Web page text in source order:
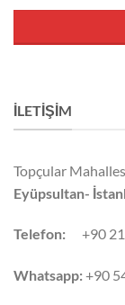
İLETIŞIM
Topçular
Eyüpsultan-
Telefon: +90
Whatsapp:+90